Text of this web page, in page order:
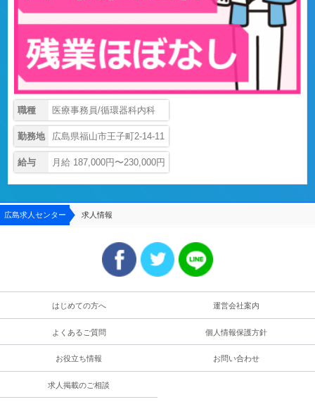
職種 医療事務員/循環器科内科
勤務地 広島県福山市王子町2-14-11
給与 月給 187,000円〜230,000円
広島求人センター 求人情報
はじめての方へ 運営会社案内
よくあるご質問 個人情報保護方針
お役立ち情報 お問い合わせ
求人掲載のご相談